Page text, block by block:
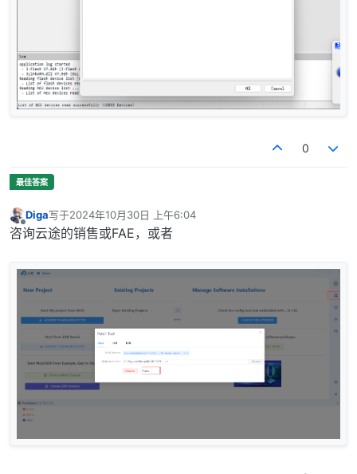
0
离线
Diga写于2024年10月30日 上午6:04
最后由 编辑
咨询云途的销售或FAE，或者